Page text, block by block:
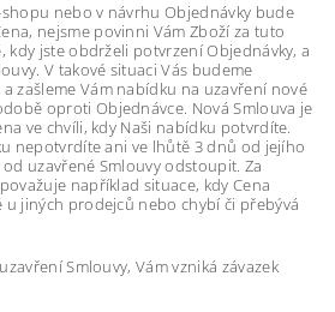
shopu nebo v návrhu Objednávky bude
nejsme povinni Vám Zboží za tuto
kdy jste obdrželi potvrzení Objednávky, a
V takové situaci Vás budeme
zašleme Vám nabídku na uzavření nové
oproti Objednávce. Nová Smlouva je
ve chvíli, kdy Naši nabídku potvrdíte.
nepotvrdíte ani ve lhůtě 3 dnů od jejího
uzavřené Smlouvy odstoupit. Za
například situace, kdy Cena
u jiných prodejců nebo chybí či přebývá
Smlouvy, Vám vzniká závazek